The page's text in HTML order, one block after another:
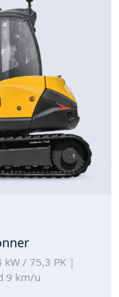
/ 75,3 PK
9 km/u